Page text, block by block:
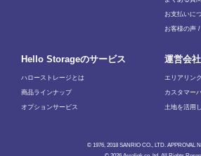
お支払いに
お客様の声 /
Hello Storageのサービス
ハローストレージとは
商品ラインナップ
オプションサービス
運営会社
エリアリン
カスタマー
土地を活用
© 1976, 2018 SANRIO CO., LTD. APPROVAL